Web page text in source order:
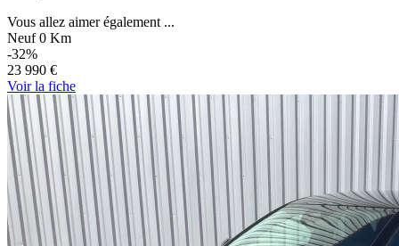
Vous allez aimer également ...
Neuf 0 Km
-32%
23 990 €
Voirla fiche